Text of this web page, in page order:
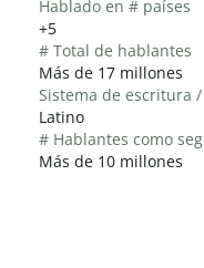
Hablado en # países
+5
# Total de hablantes
Más de 17 millones
Sistema de escritura
Latino
# Hablantes como
Más de 10 millones